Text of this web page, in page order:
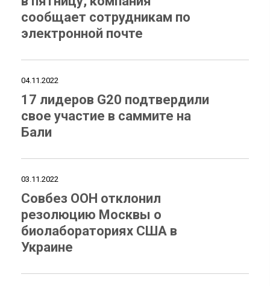
сообщает сотрудникам по
электронной почте
04.11.2022
17 лидеров G20 подтвердили
свое участие в саммите на
Бали
03.11.2022
Совбез ООН отклонил
резолюцию Москвы о
биолабораториях США в
Украине